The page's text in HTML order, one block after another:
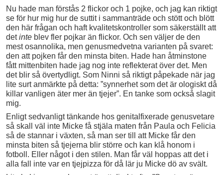
Nu hade man förstås 2 flickor och 1 pojke, och jag kan riktigt
se för hur mig hur de suttit i sammanträde och stött och blött
den här frågan och haft kvalitetskontroller som säkerställt att
detinte blev fler pojkar än flickor. Och sen väljer de den
mest osannolika, men genusmedvetna varianten på svaret:
den att pojken får den minsta biten. Hade han åtminstone
fått mittenbiten hade jag nog inte reflekterat över det. Men
det blir så övertydligt. Som Ninni så riktigt påpekade när jag
lite surt anmärkte på detta: ”synnerhet som det är ologiskt då
killar vanligen äter mer än tjejer”. En tanke som också slagit
mig.
Enligt sedvanligt tänkande hos genitalfixerade genusvetare
så skall väl inte Micke få stjäla maten från Paula och Felicia
så de stannar i växten, så man ser till att Micke får den
minsta biten så tjejerna blir större och kan klå honom i
fotboll. Eller något i den stilen. Man får väl hoppas att det i
alla fall inte var en tjejpizza för då lär ju Micke dö av svält.